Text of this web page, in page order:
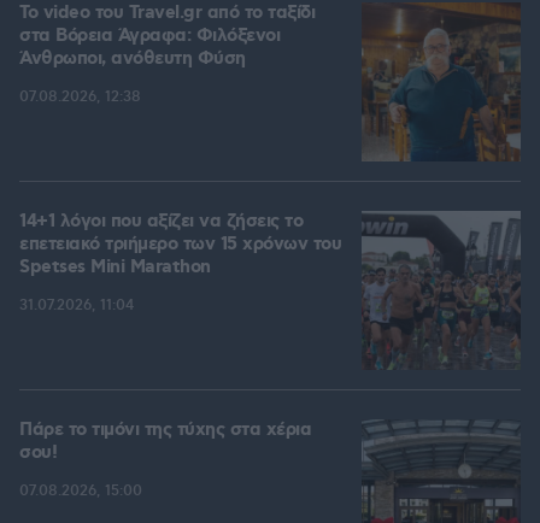
To video του Travel.gr από το ταξίδι
στα Βόρεια Άγραφα: Φιλόξενοι
Άνθρωποι, ανόθευτη Φύση
07.08.2026, 12:38
14+1 λόγοι που αξίζει να ζήσεις το
επετειακό τριήμερο των 15 χρόνων του
Spetses Mini Marathon
31.07.2026, 11:04
Πάρε το τιμόνι της τύχης στα χέρια
σου!
07.08.2026, 15:00